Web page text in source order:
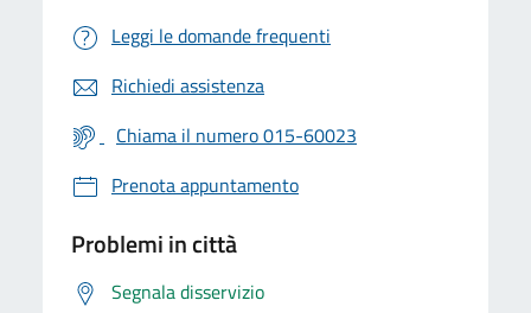
Leggi le domande frequenti
Richiedi assistenza
Chiama il numero 015-60023
Prenota appuntamento
Problemi in città
Segnala disservizio